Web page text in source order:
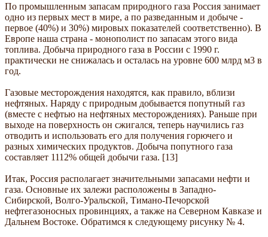
По промышленным запасам природного газа Россия занимает
одно из первых мест в мире, а по разведанным и добыче -
первое (40%) и 30%) мировых показателей соответственно). В
Европе наша страна - монополист по запасам этого вида
топлива. Добыча природного газа в России с 1990 г.
практически не снижалась и осталась на уровне 600 млрд м3 в
год.
Газовые месторождения находятся, как правило, вблизи
нефтяных. Наряду с природным добывается попутный газ
(вместе с нефтью на нефтяных месторождениях). Раньше при
выходе на поверхность он сжигался, теперь научились газ
отводить и использовать его для получения горючего и
разных химических продуктов. Добыча попутного газа
составляет 1112% общей добычи газа. [13]
Итак, Россия располагает значительными запасами нефти и
газа. Основные их залежи расположены в Западно-
Сибирской, Волго-Уральской, Тимано-Печорской
нефтегазоносных провинциях, а также на Северном Кавказе и
Дальнем Востоке. Обратимся к следующему рисунку № 4.